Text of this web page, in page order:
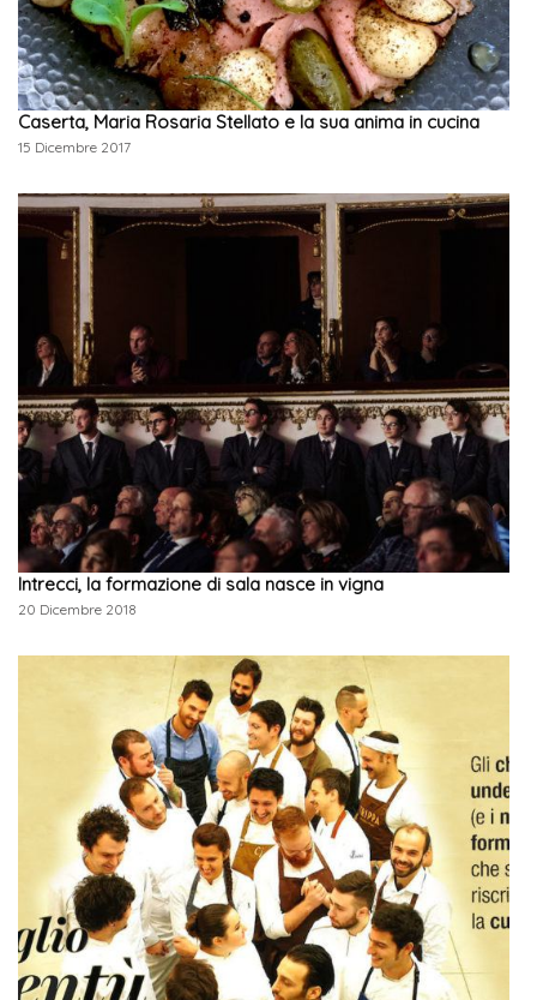
Caserta, Maria Rosaria Stellato e la sua anima in cucina
15 Dicembre 2017
Intrecci, la formazione di sala nasce in vigna
20 Dicembre 2018